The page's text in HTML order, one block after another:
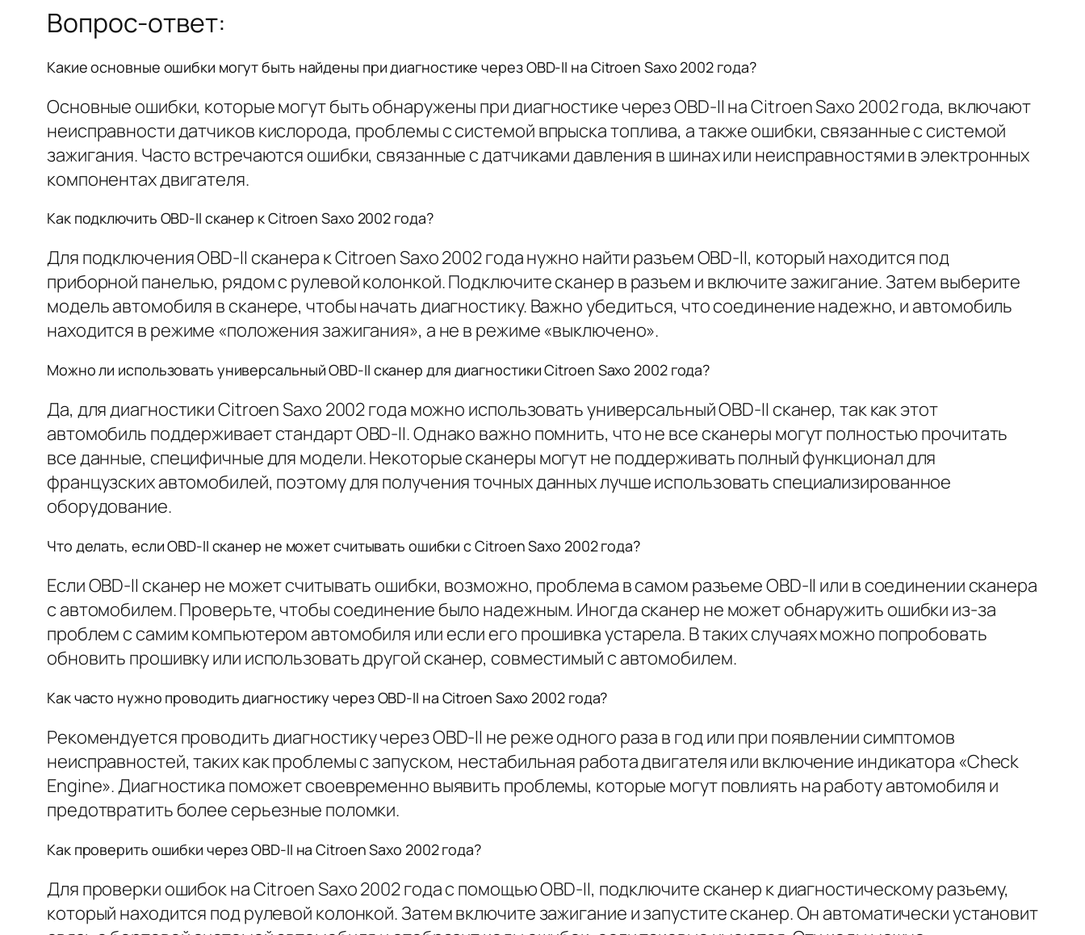
Вопрос-ответ:
Какие основные ошибки могут быть найдены при диагностике через OBD-II на Citroen Saxo 2002 года?
Основные ошибки, которые могут быть обнаружены при диагностике через OBD-II на Citroen Saxo 2002 года, включают
неисправности датчиков кислорода, проблемы с системой впрыска топлива, а также ошибки, связанные с системой
зажигания. Часто встречаются ошибки, связанные с датчиками давления в шинах или неисправностями в электронных
компонентах двигателя.
Как подключить OBD-II сканер к Citroen Saxo 2002 года?
Для подключения OBD-II сканера к Citroen Saxo 2002 года нужно найти разъем OBD-II, который находится под
приборной панелью, рядом с рулевой колонкой. Подключите сканер в разъем и включите зажигание. Затем выберите
модель автомобиля в сканере, чтобы начать диагностику. Важно убедиться, что соединение надежно, и автомобиль
находится в режиме «положения зажигания», а не в режиме «выключено».
Можно ли использовать универсальный OBD-II сканер для диагностики Citroen Saxo 2002 года?
Да, для диагностики Citroen Saxo 2002 года можно использовать универсальный OBD-II сканер, так как этот
автомобиль поддерживает стандарт OBD-II. Однако важно помнить, что не все сканеры могут полностью прочитать
все данные, специфичные для модели. Некоторые сканеры могут не поддерживать полный функционал для
французских автомобилей, поэтому для получения точных данных лучше использовать специализированное
оборудование.
Что делать, если OBD-II сканер не может считывать ошибки с Citroen Saxo 2002 года?
Если OBD-II сканер не может считывать ошибки, возможно, проблема в самом разъеме OBD-II или в соединении сканера
с автомобилем. Проверьте, чтобы соединение было надежным. Иногда сканер не может обнаружить ошибки из-за
проблем с самим компьютером автомобиля или если его прошивка устарела. В таких случаях можно попробовать
обновить прошивку или использовать другой сканер, совместимый с автомобилем.
Как часто нужно проводить диагностику через OBD-II на Citroen Saxo 2002 года?
Рекомендуется проводить диагностику через OBD-II не реже одного раза в год или при появлении симптомов
неисправностей, таких как проблемы с запуском, нестабильная работа двигателя или включение индикатора «Check
Engine». Диагностика поможет своевременно выявить проблемы, которые могут повлиять на работу автомобиля и
предотвратить более серьезные поломки.
Как проверить ошибки через OBD-II на Citroen Saxo 2002 года?
Для проверки ошибок на Citroen Saxo 2002 года с помощью OBD-II, подключите сканер к диагностическому разъему,
который находится под рулевой колонкой. Затем включите зажигание и запустите сканер. Он автоматически установит